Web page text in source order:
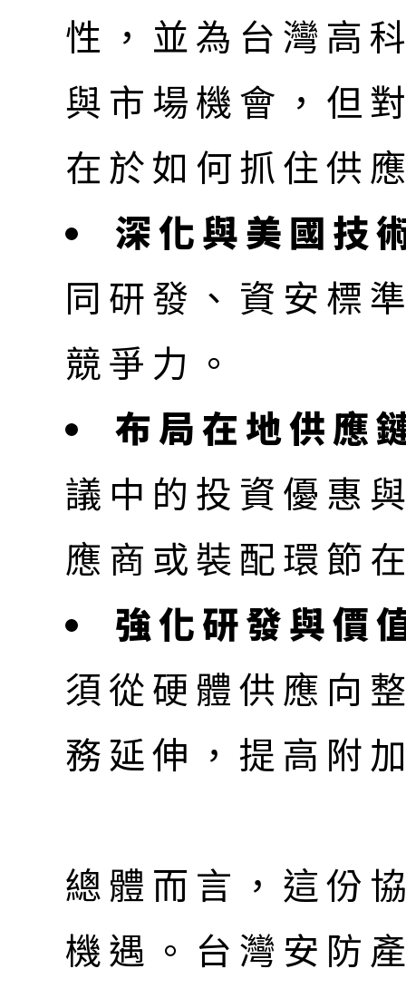
性，並為台灣高
與市場機會，但
在於如何抓住供
深化與美國技
同研發、資安標
競爭力。
布局在地供應
議中的投資優惠
應商或裝配環節
強化研發與價
須從硬體供應向
務延伸，提高附
總體而言，這份
機遇。台灣安防